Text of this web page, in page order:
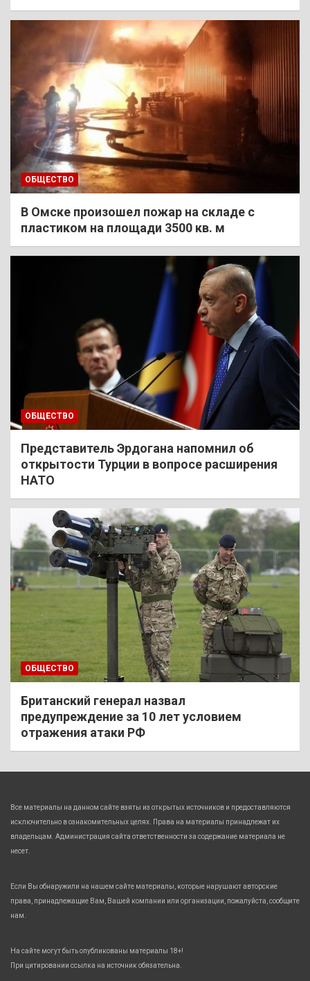
ОБЩЕСТВО
В Омске произошел пожар на складе с
пластиком на площади 3500 кв. м
ОБЩЕСТВО
Представитель Эрдогана напомнил об
открытости Турции в вопросе расширения
НАТО
ОБЩЕСТВО
Британский генерал назвал
предупреждение за 10 лет условием
отражения атаки РФ
Все материалы на данном сайте взяты из открытых источников и предоставляются
исключительно в ознакомительных целях. Права на материалы принадлежат их
владельцам. Администрация сайта ответственности за содержание материала не
несет.
Если Вы обнаружили на нашем сайте материалы, которые нарушают авторские
права, принадлежащие Вам, Вашей компании или организации, пожалуйста, сообщите
нам.
На сайте могут быть опубликованы материалы 18+!
При цитировании ссылка на источник обязательна.